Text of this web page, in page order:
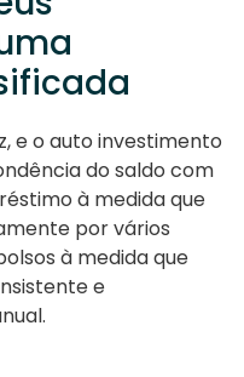
e o auto investimento
do saldo com
à medida que
por vários
à medida que
e